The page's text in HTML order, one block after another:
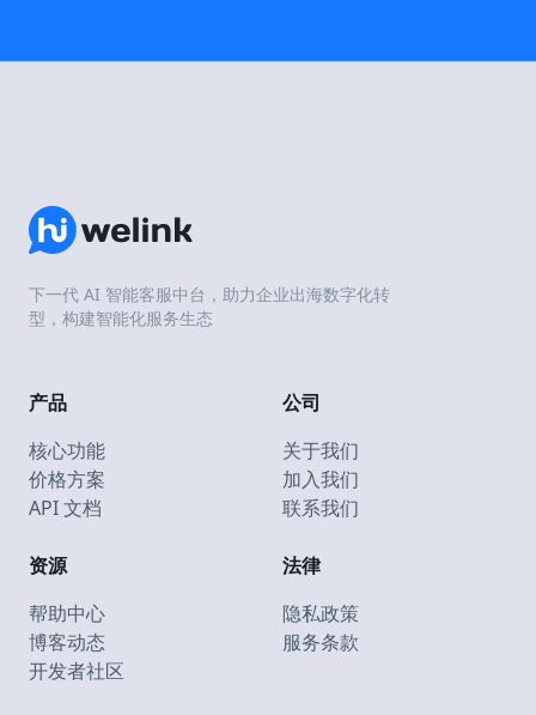
下一代 AI 智能客服中台，助力企业出海数字化转
型，构建智能化服务生态
产品
核心功能
价格方案
API 文档
公司
关于我们
加入我们
联系我们
资源
帮助中心
博客动态
开发者社区
法律
隐私政策
服务条款